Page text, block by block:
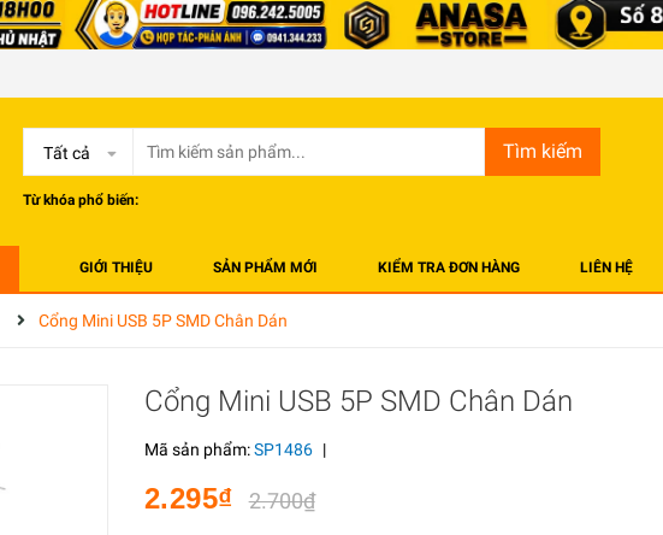
Tất cả Tìm kiếm
Từ khóa phổ biến:
GIỚI THIỆU SẢN PHẨM MỚI KIỂM TRA ĐƠN HÀNG LIÊN HỆ
Cổng Mini USB 5P SMD Chân Dán
Cổng Mini USB 5P SMD Chân Dán
Mã sản phẩm:SP1486 |
2.295₫ 2.700₫